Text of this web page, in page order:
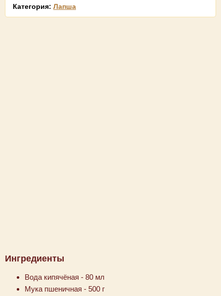
Категория: Лапша
Ингредиенты
Вода кипячёная - 80 мл
Мука пшеничная - 500 г